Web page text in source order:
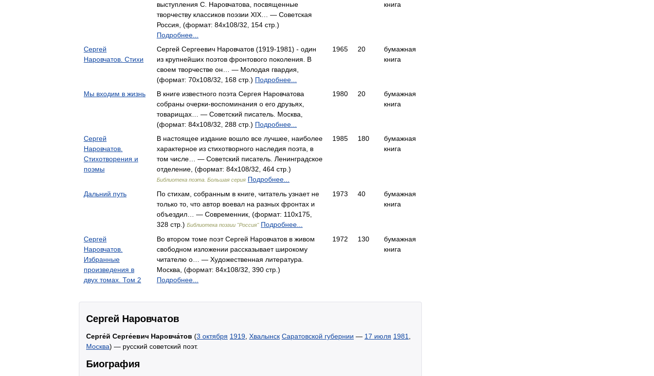
выступления С. Наровчатова, посвященные
творчеству классиков поэзии XIX… — Советская
Россия, (формат: 84x108/32, 154 стр.)
Подробнее...
книга
Сергей
Наровчатов. Стихи
Сергей Сергеевич Наровчатов (1919-1981) - один
из крупнейших поэтов фронтового поколения. В
своем творчестве он… — Молодая гвардия,
(формат: 70x108/32, 168 стр.) Подробнее...
1965 20
бумажная
книга
Мы входим в жизнь
В книге известного поэта Сергея Наровчатова
собраны очерки-воспоминания о его друзьях,
товарищах… — Советский писатель. Москва,
(формат: 84x108/32, 288 стр.) Подробнее...
1980 20
бумажная
книга
Сергей
Наровчатов.
Стихотворения и
поэмы
В настоящее издание вошло все лучшее, наиболее
характерное из стихотворного наследия поэта, в
том числе… — Советский писатель. Ленинградское
отделение, (формат: 84x108/32, 464 стр.)
Библиотека поэта. Большая серия Подробнее...
1985 180
бумажная
книга
Дальний путь
По стихам, собранным в книге, читатель узнает не
только то, что автор воевал на разных фронтах и
объездил… — Современник, (формат: 110x175,
328 стр.) Библиотека поэзии "Россия" Подробнее...
1973 40
бумажная
книга
Сергей
Наровчатов.
Избранные
произведения в
двух томах. Том 2
Во втором томе поэт Сергей Наровчатов в живом
свободном изложении рассказывает широкому
читателю о… — Художественная литература.
Москва, (формат: 84x108/32, 390 стр.)
Подробнее...
1972 130
бумажная
книга
Сергей Наровчатов
Серге́й Серге́евич Наровча́тов (3 октября 1919 Хвалынск Саратовской губернии — 17 июля 1981
Москва) — русский советский поэт.
Биография